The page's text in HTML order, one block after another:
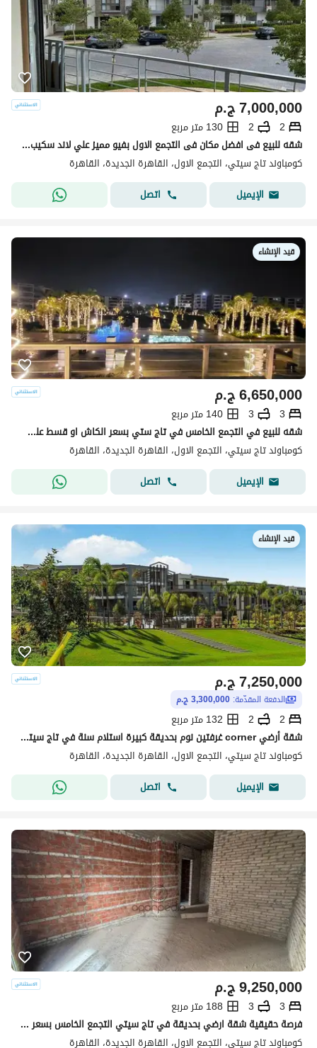
ج.م7,000,000
2
2
130 متر مربع
شقه للبيع فى افضل مكان فى التجمع الاول بفيو مميز علي لاند سكيب بتقسيط علي 12 سنه
كومباوند تاج سيتي، التجمع الاول، القاهرة الجديدة، القاهرة
الإيميل
اتصل
قيد الإنشاء
ج.م6,650,000
3
3
140 متر مربع
شقه للبيع في التجمع الخامس في تاج ستي بسعر الكاش او قسط علي 12 سنه دفع بدون مقدم 0% مع شركه مدينه مصر | القاهره الجديدة | taj cit
كومباوند تاج سيتي، التجمع الاول، القاهرة الجديدة، القاهرة
الإيميل
اتصل
قيد الإنشاء
ج.م7,250,000
الدفعة المقدّمة: 3,300,000 ج.م
2
2
132 متر مربع
شقة أرضي corner غرفتين نوم بحديقة كبيرة استلام سنة في تاج سيتي القاهرة الجديدة | Taj City New Cairo
كومباوند تاج سيتي، التجمع الاول، القاهرة الجديدة، القاهرة
الإيميل
اتصل
ج.م9,250,000
3
3
188 متر مربع
فرصة حقيقية شقة ارضي بحديقة في تاج سيتي التجمع الخامس بسعر اقل من السوق بفرق كبير والاونر مخفض السعر مليون جنيه للوصول لبيع سريع
كومباوند تاج سيتي، التجمع الاول، القاهرة الجديدة، القاهرة